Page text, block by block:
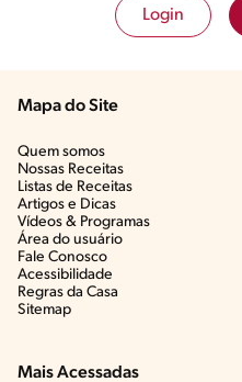
Login
Mapa do Site
Quem somos
Nossas Receitas
Listas de Receitas​
Artigos e Dicas​
Vídeos & Programas​
Área do usuário
Fale Conosco
Acessibilidade
Regras da Casa
Sitemap
Mais Acessadas